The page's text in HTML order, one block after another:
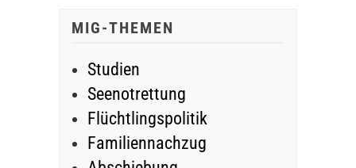
MIG-THEMEN
Studien
Seenotrettung
Flüchtlingspolitik
Familiennachzug